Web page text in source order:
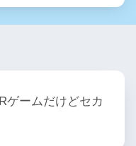
ゲームだけどセカ